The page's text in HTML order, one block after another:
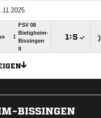
:
FSV 08
Bietigheim-
Bissingen
:
BISSINGEN